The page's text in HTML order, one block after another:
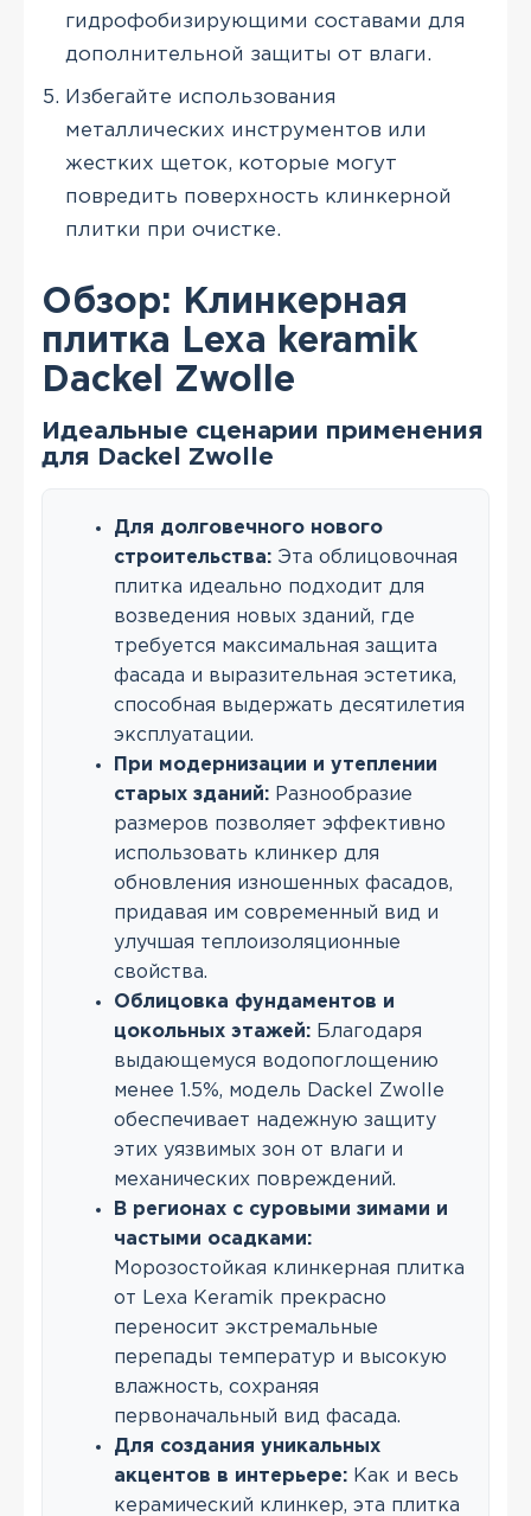
гидрофобизирующими составами для
дополнительной защиты от влаги.
Избегайте использования
металлических инструментов или
жестких щеток, которые могут
повредить поверхность клинкерной
плитки при очистке.
Обзор: Клинкерная
плитка Lexa keramik
Dackel Zwolle
Идеальные сценарии применения
для Dackel Zwolle
Для долговечного нового
строительства: Эта облицовочная
плитка идеально подходит для
возведения новых зданий, где
требуется максимальная защита
фасада и выразительная эстетика,
способная выдержать десятилетия
эксплуатации.
При модернизации и утеплении
старых зданий: Разнообразие
размеров позволяет эффективно
использовать клинкер для
обновления изношенных фасадов,
придавая им современный вид и
улучшая теплоизоляционные
свойства.
Облицовка фундаментов и
цокольных этажей: Благодаря
выдающемуся водопоглощению
менее 1.5%, модель Dackel Zwolle
обеспечивает надежную защиту
этих уязвимых зон от влаги и
механических повреждений.
В регионах с суровыми зимами и
частыми осадками:
Морозостойкая клинкерная плитка
от Lexa Keramik прекрасно
переносит экстремальные
перепады температур и высокую
влажность, сохраняя
первоначальный вид фасада.
Для создания уникальных
акцентов в интерьере: Как и весь
керамический клинкер, эта плитка